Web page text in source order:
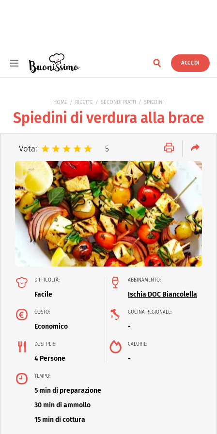
ACCEDI
HOME RICETTE SECONDI PIATTI SPIEDINI
Spiedini di verdura alla brace
Vota: 5
DIFFICOLTÀ:
Facile
ABBINAMENTO:
Ischia DOC Biancolella
COSTO:
Economico
CUCINA REGIONALE:
-
DOSI PER:
4 Persone
CALORIE:
-
TEMPO:
5 min di preparazione
30 min di ammollo
15 min di cottura